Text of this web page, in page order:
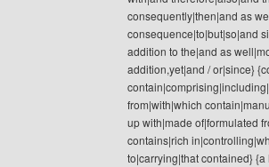
consequently|then|and as
consequence|to|but|so|and
addition to the|and as
addition,yet|and / or|since}
from|with|which
up with|made of|formulated
contains|rich
to|carrying|that contained}